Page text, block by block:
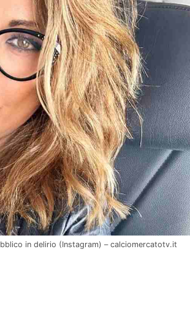
in delirio (Instagram) – calciomercatotv.it